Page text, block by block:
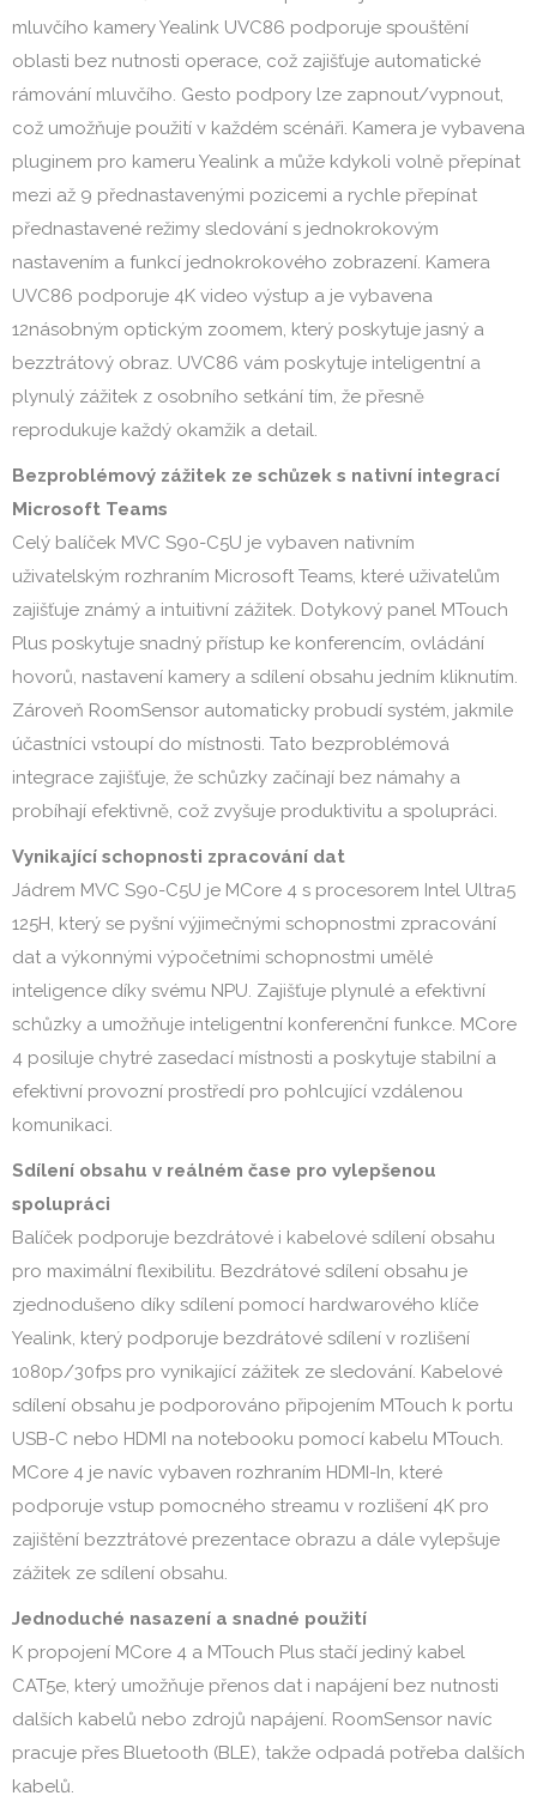
mluvčího kamery Yealink UVC86 podporuje spouštění
oblasti bez nutnosti operace, což zajišťuje automatické
rámování mluvčího. Gesto podpory lze zapnout/vypnout,
což umožňuje použití v každém scénáři. Kamera je vybavena
pluginem pro kameru Yealink a může kdykoli volně přepínat
mezi až 9 přednastavenými pozicemi a rychle přepínat
přednastavené režimy sledování s jednokrokovým
nastavením a funkcí jednokrokového zobrazení. Kamera
UVC86 podporuje 4K video výstup a je vybavena
12násobným optickým zoomem, který poskytuje jasný a
bezztrátový obraz. UVC86 vám poskytuje inteligentní a
plynulý zážitek z osobního setkání tím, že přesně
reprodukuje každý okamžik a detail.
Bezproblémový zážitek ze schůzek s nativní integrací
Microsoft Teams
Celý balíček MVC S90-C5U je vybaven nativním
uživatelským rozhraním Microsoft Teams, které uživatelům
zajišťuje známý a intuitivní zážitek. Dotykový panel MTouch
Plus poskytuje snadný přístup ke konferencím, ovládání
hovorů, nastavení kamery a sdílení obsahu jedním kliknutím.
Zároveň RoomSensor automaticky probudí systém, jakmile
účastníci vstoupí do místnosti. Tato bezproblémová
integrace zajišťuje, že schůzky začínají bez námahy a
probíhají efektivně, což zvyšuje produktivitu a spolupráci.
Vynikající schopnosti zpracování dat
Jádrem MVC S90-C5U je MCore 4 s procesorem Intel Ultra5
125H, který se pyšní výjimečnými schopnostmi zpracování
dat a výkonnými výpočetními schopnostmi umělé
inteligence díky svému NPU. Zajišťuje plynulé a efektivní
schůzky a umožňuje inteligentní konferenční funkce. MCore
4 posiluje chytré zasedací místnosti a poskytuje stabilní a
efektivní provozní prostředí pro pohlcující vzdálenou
komunikaci.
Sdílení obsahu v reálném čase pro vylepšenou
spolupráci
Balíček podporuje bezdrátové i kabelové sdílení obsahu
pro maximální flexibilitu. Bezdrátové sdílení obsahu je
zjednodušeno díky sdílení pomocí hardwarového klíče
Yealink, který podporuje bezdrátové sdílení v rozlišení
1080p/30fps pro vynikající zážitek ze sledování. Kabelové
sdílení obsahu je podporováno připojením MTouch k portu
USB-C nebo HDMI na notebooku pomocí kabelu MTouch.
MCore 4 je navíc vybaven rozhraním HDMI-In, které
podporuje vstup pomocného streamu v rozlišení 4K pro
zajištění bezztrátové prezentace obrazu a dále vylepšuje
zážitek ze sdílení obsahu.
Jednoduché nasazení a snadné použití
K propojení MCore 4 a MTouch Plus stačí jediný kabel
CAT5e, který umožňuje přenos dat i napájení bez nutnosti
dalších kabelů nebo zdrojů napájení. RoomSensor navíc
pracuje přes Bluetooth (BLE), takže odpadá potřeba dalších
kabelů.